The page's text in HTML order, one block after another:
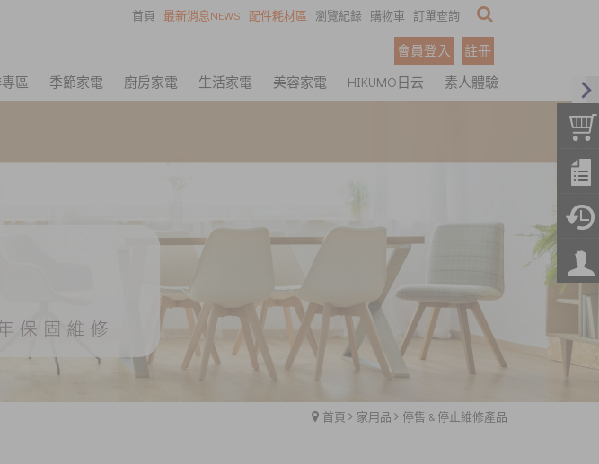
首頁 最新消息NEWS 配件耗材區 瀏覽紀錄 購物車 訂單查詢
會員登入
註冊
區 季節家電 廚房家電 生活家電 美容家電 HIKUMO日云 素人體驗
首頁 家用品 停售 & 停止維修產品